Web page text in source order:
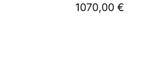
1070,00 €